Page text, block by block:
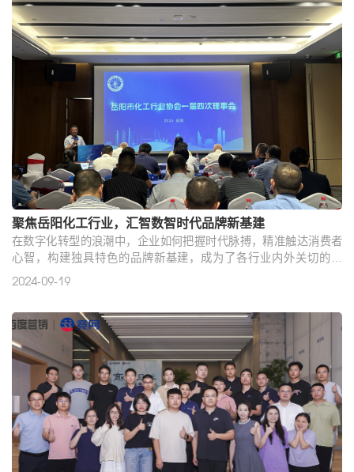
湘企业家们建立更加紧密的合作关系，共同探索如何将智能科技与
大..
聚焦岳阳化工行业，汇智数智时代品牌新基建
在数字化转型的浪潮中，企业如何把握时代脉搏，精准触达消费者
心智，构建独具特色的品牌新基建，成为了各行业内外关切的话
题。9月19日，竞网集团副总裁陈花应邀参加岳阳市化工行业协会一
随着数字时代和心智时代的到来，企业的传播形式、用户的消费行
为发生变化，决策路径也变得更加多元化。陈花表示，数智时代，
互..
2024-09-19